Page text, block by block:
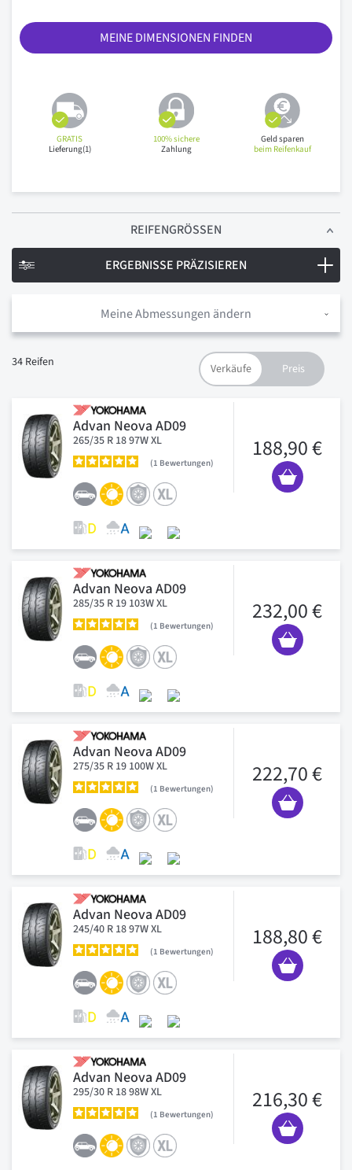
MEINE DIMENSIONEN FINDEN
GRATIS
Lieferung(1)
100% sichere
Zahlung
Geld sparen
beim Reifenkauf
REIFENGRÖSSEN
Meine Abmessungen ändern
34 Reifen
Advan Neova AD09
265/35 R 18 97W XL
1 Bewertungen
188,90 €
Advan Neova AD09
285/35 R 19 103W XL
1 Bewertungen
232,00 €
Advan Neova AD09
275/35 R 19 100W XL
1 Bewertungen
222,70 €
Advan Neova AD09
245/40 R 18 97W XL
1 Bewertungen
188,80 €
Advan Neova AD09
295/30 R 18 98W XL
1 Bewertungen
216,30 €
ERGEBNISSE PRÄZISIEREN